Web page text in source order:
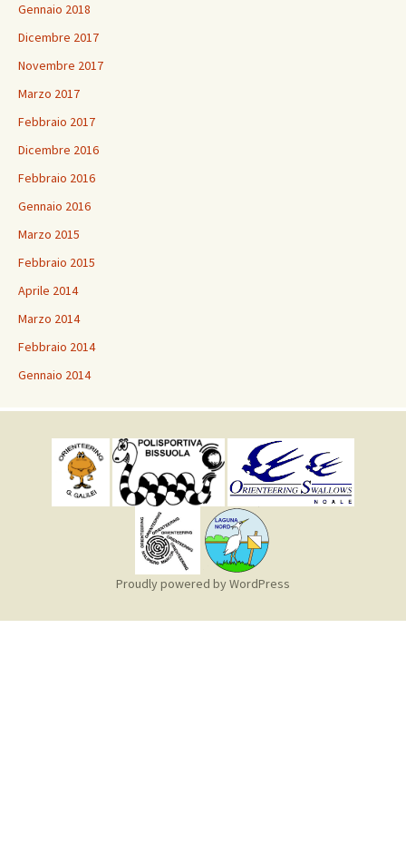
Gennaio 2018
Dicembre 2017
Novembre 2017
Marzo 2017
Febbraio 2017
Dicembre 2016
Febbraio 2016
Gennaio 2016
Marzo 2015
Febbraio 2015
Aprile 2014
Marzo 2014
Febbraio 2014
Gennaio 2014
Proudly powered by WordPress